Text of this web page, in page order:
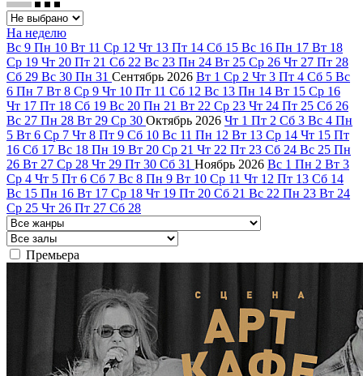
На неделю
Вс 9 Пн 10 Вт 11 Ср 12 Чт 13 Пт 14 Сб 15 Вс 16 Пн 17 Вт 18
Ср 19 Чт 20 Пт 21 Сб 22 Вс 23 Пн 24 Вт 25 Ср 26 Чт 27 Пт 28
Сб 29 Вс 30 Пн 31 Сентябрь 2026 Вт 1 Ср 2 Чт 3 Пт 4 Сб 5 Вс
6 Пн 7 Вт 8 Ср 9 Чт 10 Пт 11 Сб 12 Вс 13 Пн 14 Вт 15 Ср 16
Чт 17 Пт 18 Сб 19 Вс 20 Пн 21 Вт 22 Ср 23 Чт 24 Пт 25 Сб 26
Вс 27 Пн 28 Вт 29 Ср 30 Октябрь 2026 Чт 1 Пт 2 Сб 3 Вс 4 Пн
5 Вт 6 Ср 7 Чт 8 Пт 9 Сб 10 Вс 11 Пн 12 Вт 13 Ср 14 Чт 15 Пт
16 Сб 17 Вс 18 Пн 19 Вт 20 Ср 21 Чт 22 Пт 23 Сб 24 Вс 25 Пн
26 Вт 27 Ср 28 Чт 29 Пт 30 Сб 31 Ноябрь 2026 Вс 1 Пн 2 Вт 3
Ср 4 Чт 5 Пт 6 Сб 7 Вс 8 Пн 9 Вт 10 Ср 11 Чт 12 Пт 13 Сб 14
Вс 15 Пн 16 Вт 17 Ср 18 Чт 19 Пт 20 Сб 21 Вс 22 Пн 23 Вт 24
Ср 25 Чт 26 Пт 27 Сб 28
Премьера